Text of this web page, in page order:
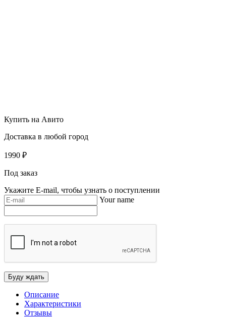
Купить на Авито
Доставка в любой город
1990 ₽
Под заказ
Укажите E-mail, чтобы узнать о поступлении
Your name
Описание
Характеристики
Отзывы